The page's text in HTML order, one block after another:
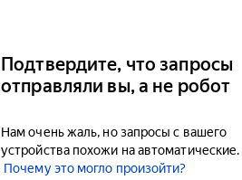
Подтвердите, что запросы
отправляли вы, а не робот
Нам очень жаль, но запросы с вашего
устройства похожи на автоматические.
Почему это могло произойти?